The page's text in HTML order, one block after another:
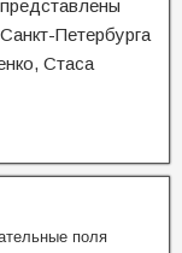
Петербурга
Стаса
поля